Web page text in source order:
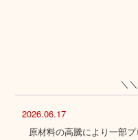
＼
2026.06.17
原材料の高騰により一部